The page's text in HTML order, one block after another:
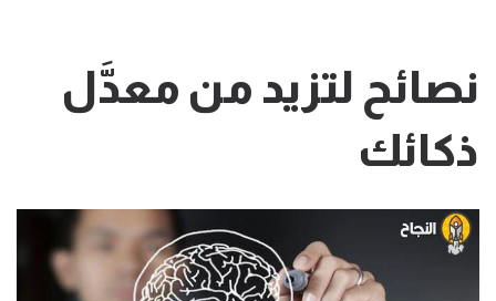
نصائح لتزيد من معدَّل
ذكائك